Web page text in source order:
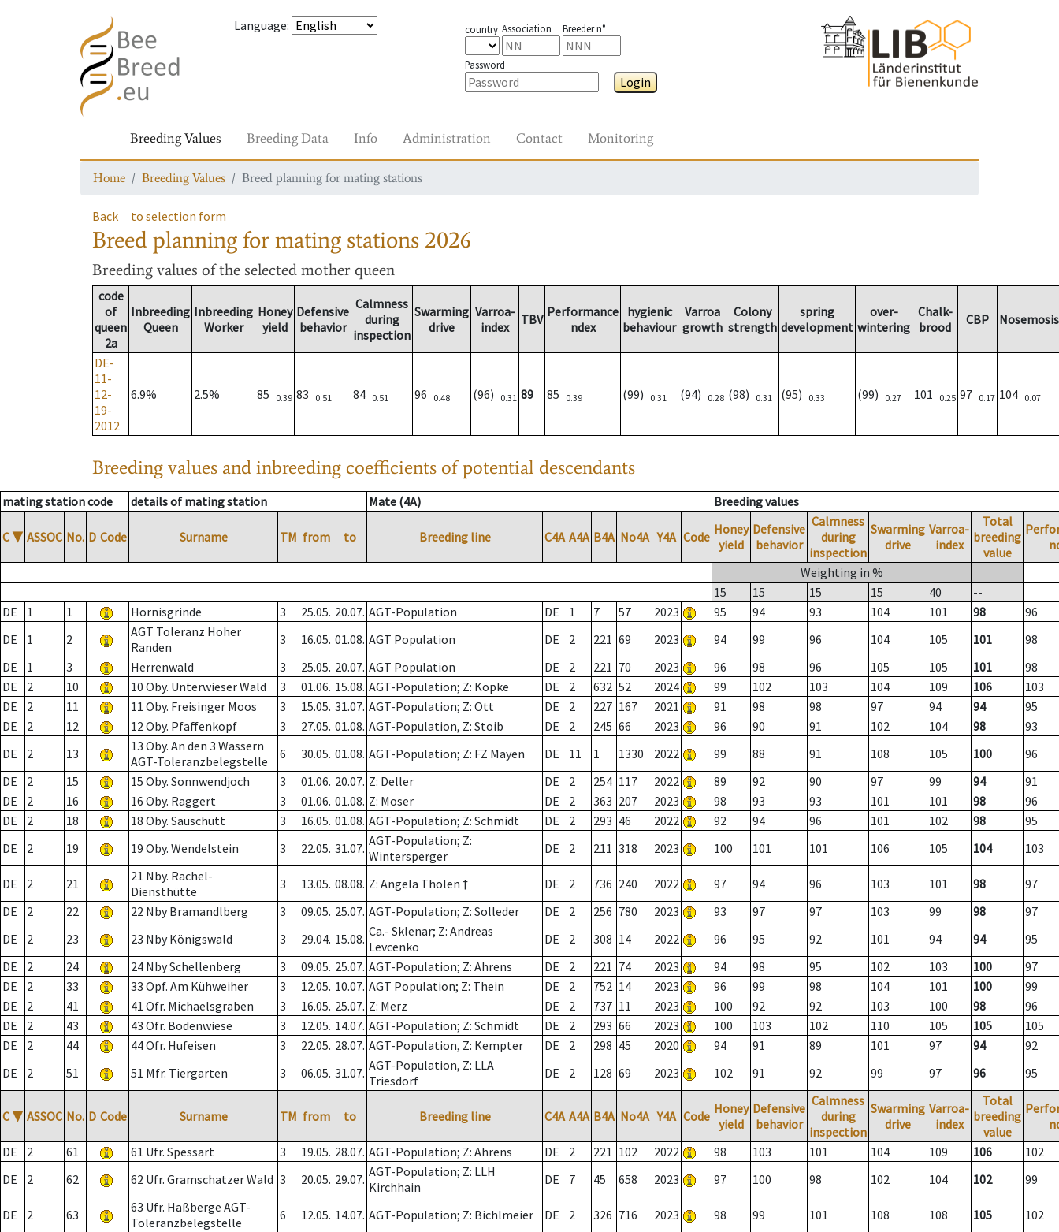
Language: country Association Breeder n°
Password
Login
Breeding Values Breeding Data Info Administration Contact Monitoring
Home Breeding Values Breed planning for mating stations
Back to selection form
Breed planning for mating stations 2026
Breeding values of the selected mother queen
code
of
queen
2a
Inbreeding
Queen
Inbreeding
Worker
Honey
yield
Defensive
behavior
Calmness
during
inspection
Swarming
drive
Varroa-
index
TBV Performance
ndex
hygienic
behaviour
Varroa
growth
Colony
strength
spring
development
over-
wintering
Chalk-
brood
CBP Nosemosis
DE-
11-
12-
19-
2012
6.9% 2.5% 85 0.39 83 0.51 84 0.51 96 0.48 (96) 0.31 89 85 0.39 (99) 0.31 (94) 0.28 (98) 0.31 (95) 0.33 (99) 0.27 101 0.25 97 0.17 104 0.07
Breeding values and inbreeding coefficients of potential descendants
mating station code details of mating station Mate (4A) Breeding values
C ▼ ASSOC No. D Code Surname TM from to Breeding line C4A A4A B4A No4A Y4A Code Honey
yield
Defensive
behavior
Calmness
during
inspection
Swarming
drive
Varroa-
index
Total
breeding
value
Weighting in %
15
15 15 15 40
--
DE
1 1 Hornisgrinde 3 25.05. 20.07. AGT-Population DE 1 7 57 2023 95 94 93 104 101 98
96
DE
1 2
AGT Toleranz Hoher
Randen
3 16.05. 01.08. AGT Population DE 2 221 69 2023 94 99 96 104 105 101
98
DE
1 3 Herrenwald 3 25.05. 20.07. AGT Population DE 2 221 70 2023 96 98 96 105 105 101
98
DE
2 10 10 Oby. Unterwieser Wald 3 01.06. 15.08. AGT-Population; Z: Köpke DE 2 632 52 2024 99 102 103 104 109 106
103
DE
2 11 11 Oby. Freisinger Moos 3 15.05. 31.07. AGT-Population; Z: Ott DE 2 227 167 2021 91 98 98 97 94 94
95
DE
2 12 12 Oby. Pfaffenkopf 3 27.05. 01.08. AGT-Population, Z: Stoib DE 2 245 66 2023 96 90 91 102 104 98
93
DE
2 13
13 Oby. An den 3 Wassern
AGT-Toleranzbelegstelle
6 30.05. 01.08. AGT-Population; Z: FZ Mayen DE 11 1 1330 2022 99 88 91 108 105 100
96
DE
2 15 15 Oby. Sonnwendjoch 3 01.06. 20.07. Z: Deller DE 2 254 117 2022 89 92 90 97 99 94
91
DE
2 16 16 Oby. Raggert 3 01.06. 01.08. Z: Moser DE 2 363 207 2023 98 93 93 101 101 98
96
DE
2 18 18 Oby. Sauschütt 3 16.05. 01.08. AGT-Population; Z: Schmidt DE 2 293 46 2022 92 94 96 101 102 98
95
DE
2 19 19 Oby. Wendelstein 3 22.05. 31.07. AGT-Population; Z:
Wintersperger
DE 2 211 318 2023 100 101 101 106 105 104 103
DE 2 21
21 Nby. Rachel-
Diensthütte
3 13.05. 08.08. Z: Angela Tholen † DE 2 736 240 2022 97 94 96 103 101 98
97
DE
2 22 22 Nby Bramandlberg 3 09.05. 25.07. AGT-Population; Z: Solleder DE 2 256 780 2023 93 97 97 103 99 98
97
DE
2 23 23 Nby Königswald 3 29.04. 15.08. Ca.- Sklenar; Z: Andreas
Levcenko
DE 2 308 14 2022 96 95 92 101 94 94
95
DE
2 24 24 Nby Schellenberg 3 09.05. 25.07. AGT-Population; Z: Ahrens DE 2 221 74 2023 94 98 95 102 103 100
97
DE
2 33 33 Opf. Am Kühweiher 3 12.05. 10.07. AGT Population; Z: Thein DE 2 752 14 2023 96 99 98 104 101 100
99
DE
2 41 41 Ofr. Michaelsgraben 3 16.05. 25.07. Z: Merz DE 2 737 11 2023 100 92 92 103 100 98
96
DE
2 43 43 Ofr. Bodenwiese 3 12.05. 14.07. AGT-Population; Z: Schmidt DE 2 293 66 2023 100 103 102 110 105 105
105
DE
2 44 44 Ofr. Hufeisen 3 22.05. 28.07. AGT-Population, Z: Kempter DE 2 298 45 2020 94 91 89 101 97 94
92
DE
2 51 51 Mfr. Tiergarten 3 06.05. 31.07. AGT-Population, Z: LLA
Triesdorf
DE 2 128 69 2023 102 91 92 99 97 96 95
C ▼ ASSOC No. D Code Surname TM from to Breeding line C4A A4A B4A No4A Y4A Code Honey
yield
Defensive
behavior
Calmness
during
inspection
Swarming
drive
Varroa-
index
Total
breeding
value
DE
2 61 61 Ufr. Spessart 3 19.05. 28.07. AGT-Population; Z: Ahrens DE 2 221 102 2022 98 103 101 104 109 106
102
DE
2 62 62 Ufr. Gramschatzer Wald 3 20.05. 29.07. AGT-Population; Z: LLH
Kirchhain
DE 7 45 658 2023 97 100 98 102 104 102 99
DE 2 63
63 Ufr. Haßberge AGT-
Toleranzbelegstelle
6 12.05. 14.07. AGT-Population; Z: Bichlmeier DE 2 326 716 2023 98 99 101 108 108 105 102